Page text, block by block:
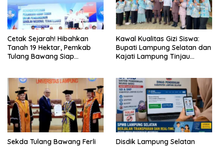
Cetak Sejarah! Hibahkan
Tanah 19 Hektar, Pemkab
Tulang Bawang Siap
Lampung
Kawal Kualitas Gizi Siswa:
Bupati Lampung Selatan dan
Kajati Lampung Tinjau
Sekda Tulang Bawang Ferli
Disdik Lampung Selatan